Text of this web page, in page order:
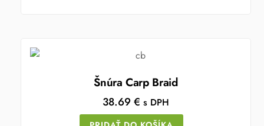
Šnúra Carp Braid
38.69€ s DPH